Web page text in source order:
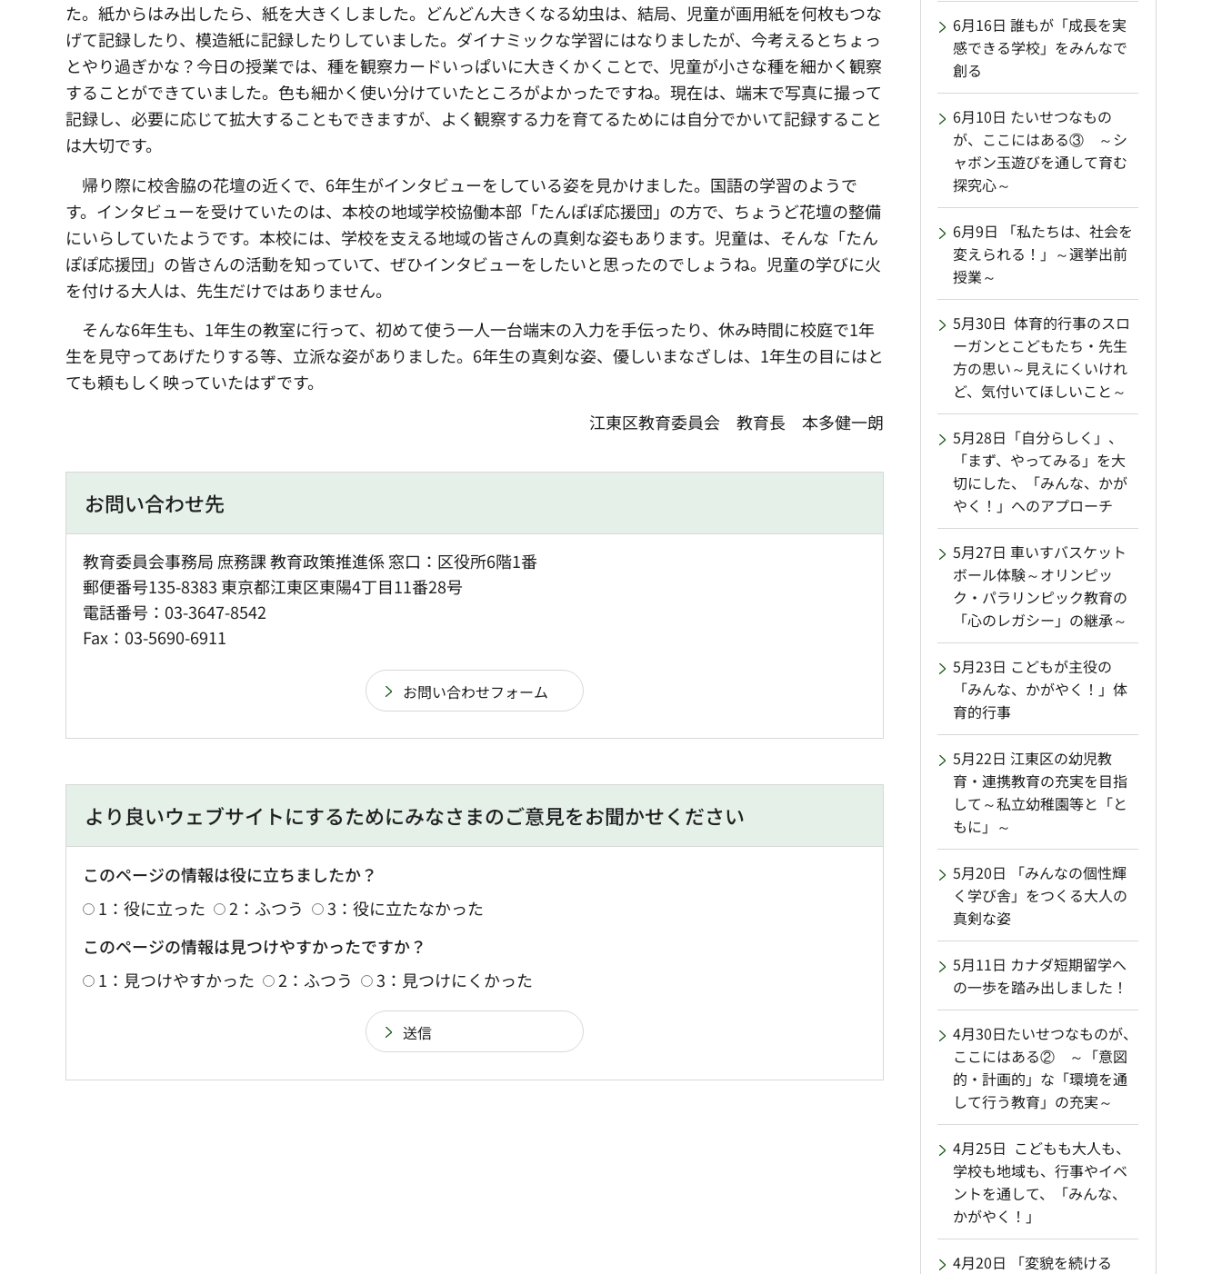
た。紙からはみ出したら、紙を大きくしました。どんどん大きくなる幼虫は、結局、児童が画用紙を何枚もつな
げて記録したり、模造紙に記録したりしていました。ダイナミックな学習にはなりましたが、今考えるとちょっ
とやり過ぎかな？今日の授業では、種を観察カードいっぱいに大きくかくことで、児童が小さな種を細かく観察
することができていました。色も細かく使い分けていたところがよかったですね。現在は、端末で写真に撮って
記録し、必要に応じて拡大することもできますが、よく観察する力を育てるためには自分でかいて記録すること
は大切です。
帰り際に校舎脇の花壇の近くで、 6年生がインタビューをしている姿を見かけました。国語の学習のようで
す。インタビューを受けていたのは、本校の地域学校協働本部「たんぽぽ応援団」の方で、ちょうど花壇の整備
にいらしていたようです。本校には、学校を支える地域の皆さんの真剣な姿もあります。児童は、そんな「たん
ぽぽ応援団」の皆さんの活動を知っていて、ぜひインタビューをしたいと思ったのでしょうね。児童の学びに火
を付ける大人は、先生だけではありません。
そんな6年生も、 1年生の教室に行って、初めて使う一人一台端末の入力を手伝ったり、休み時間に校庭で1年
生を見守ってあげたりする等、立派な姿がありました。6年生の真剣な姿、優しいまなざしは、1年生の目にはと
ても頼もしく映っていたはずです。
江東区教育委員会
教育長 本多健一朗
お問い合わせ先
教育委員会事務局 庶務課 教育政策推進係 窓口：区役所6階1番
郵便番号135-8383 東京都江東区東陽4丁目11番28号
電話番号：03-3647-8542
Fax：03-5690-6911
より良いウェブサイトにするためにみなさまのご意見をお聞かせください
このページの情報は役に立ちましたか？
1：役に立った
2：ふつう
3：役に立たなかった
このページの情報は見つけやすかったですか？
1：見つけやすかった
2：ふつう 3：見つけにくかった
6月16日 誰もが「成長を実
感できる学校」をみんなで
創る
6月10日 たいせつなもの
が、ここにはある③ ～シ
ャボン玉遊びを通して育む
探究心～
6月9日 「私たちは、社会を
変えられる！」～選挙出前
授業～
5月30日 体育的行事のスロ
ーガンとこどもたち・先生
方の思い～見えにくいけれ
ど、気付いてほしいこと～
5月28日「自分らしく」、
「まず、やってみる」を大
切にした、「みんな、かが
やく！」へのアプローチ
5月27日 車いすバスケット
ボール体験～オリンピッ
ク・パラリンピック教育の
「心のレガシー」の継承～
5月23日 こどもが主役の
「みんな、かがやく！」体
育的行事
5月22日 江東区の幼児教
育・連携教育の充実を目指
して～私立幼稚園等と「と
もに」～
5月20日 「みんなの個性輝
く学び舎」をつくる大人の
真剣な姿
5月11日 カナダ短期留学へ
の一歩を踏み出しました！
4月30日たいせつなものが、
ここにはある② ～「意図
的・計画的」な「環境を通
して行う教育」の充実～
4月25日 こどもも大人も、
学校も地域も、行事やイベ
ントを通して、「みんな、
かがやく！」
4月20日 「変貌を続ける